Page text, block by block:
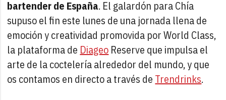
bartender de España. El galardón para Chía
supuso el fin este lunes de una jornada llena de
emoción y creatividad promovida por World Class,
la plataforma de Diageo Reserve que impulsa el
arte de la coctelería alrededor del mundo, y que
os contamos en directo a través de Trendrinks.